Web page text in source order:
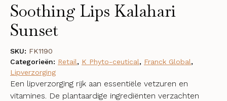
Soothing Lips Kalahari
Sunset
Een lipverzorging rijk aan essentiële vetzuren en
vitamines. De plantaardige ingrediënten verzachten
SKU: FK1190
Categorieën: Retail, K Phyto-ceutical, Franck Global,
Lipverzorging